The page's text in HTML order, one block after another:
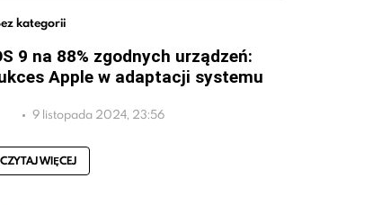
kategorii
9 na 88% zgodnych urządzeń:
Apple w adaptacji systemu
9 listopada 2024, 23:56
CZYTAJ WIĘCEJ